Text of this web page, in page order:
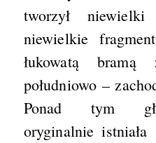
tworzył
niewielkie
łukowatą
południowo –
Ponad tym
oryginalnie